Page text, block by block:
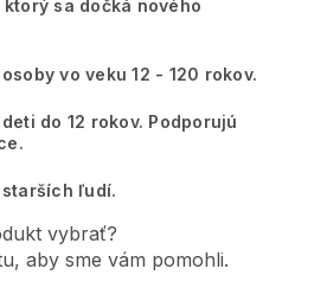
sa dočká nového
vo veku 12 - 120 rokov.
do 12 rokov. Podporujú
ľudí.
vybrať?
aby sme vám pomohli.